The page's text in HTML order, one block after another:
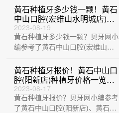
店)、黄石···
黄石种植牙多少钱一颗！黄石
中山口腔(宏维山水明城店)种
牙价格表（今日更新/实
时），德国贝格bego种植
体：4902元起/颗！
2023-08-19
黄石种植牙多少钱一颗？贝牙网小
编参考了黄石中山口腔(宏维山水
路店)、···
黄石种植牙报价！黄石中山口
腔(阳新店)种植牙价格一览
表，韩国仕诺康种植体：
3261元起/颗！
2023-08-17
黄石种植牙报价？贝牙网小编参考
了黄石中山口腔(阳新店)、黄石中